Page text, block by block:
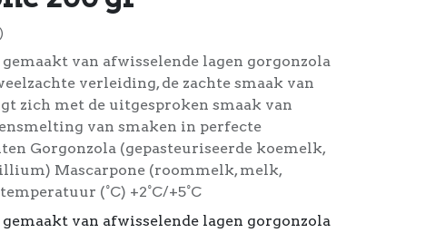
van afwisselende lagen gorgonzola
verleiding, de zachte smaak van
zich met de uitgesproken smaak van
van smaken in perfecte
Gorgonzola (gepasteuriseerde koemelk,
Mascarpone (roommelk, melk,
(°C) +2°C/+5°C
van afwisselende lagen gorgonzola